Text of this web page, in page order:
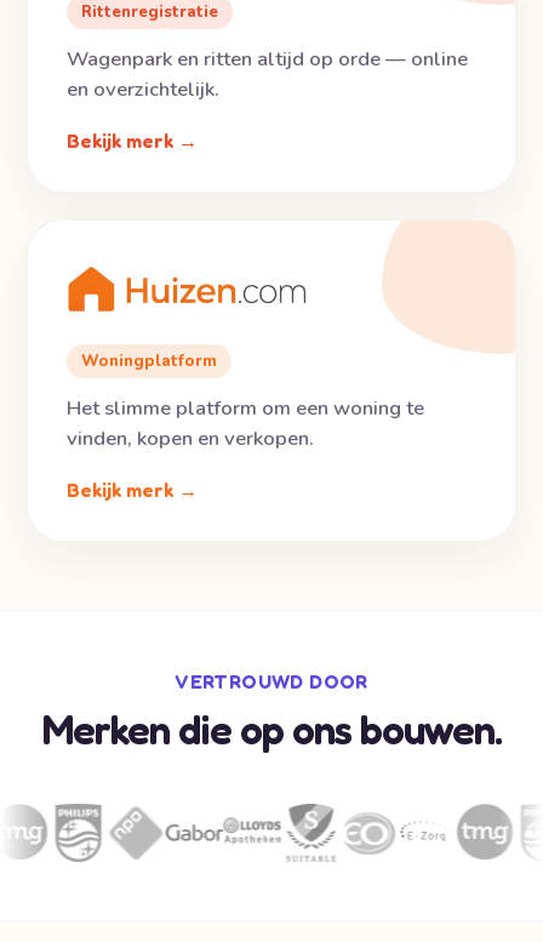
Rittenregistratie
Wagenpark en ritten altijd op orde — online
en overzichtelijk.
Bekijk merk →
Woningplatform
Het slimme platform om een woning te
vinden, kopen en verkopen.
Bekijk merk →
VERTROUWD DOOR
Merken die op ons bouwen.